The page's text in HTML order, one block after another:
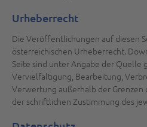
Urheberrecht
Die Veröffentlichungen auf diesen
österreichischen Urheberrecht.
Seite sind unter Angabe der Quelle
Vervielfältigung, Bearbeitung,
Verwertung außerhalb der
der schriftlichen Zustimmung des